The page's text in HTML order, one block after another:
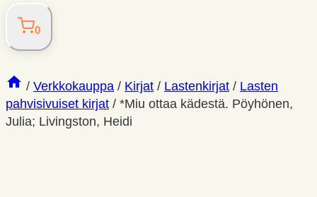
0
/ Verkkokauppa / Kirjat / Lastenkirjat / Lasten
pahvisivuiset kirjat / *Miu ottaa kädestä. Pöyhönen,
Julia; Livingston, Heidi